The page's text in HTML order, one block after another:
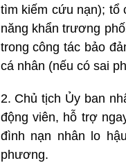
tìm kiếm cứu nạn);
năng khẩn trương
trong công tác bảo
cá nhân (nếu có sai
2. Chủ tịch Ủy ban
động viên, hỗ trợ
đình nạn nhân lo
phương.